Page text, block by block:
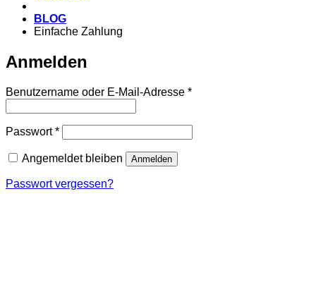
BLOG
Einfache Zahlung
Anmelden
Benutzername oder E-Mail-Adresse *Erforderlich
Passwort*Erforderlich
Angemeldet bleiben Anmelden
Passwort vergessen?